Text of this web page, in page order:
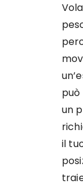
un
il